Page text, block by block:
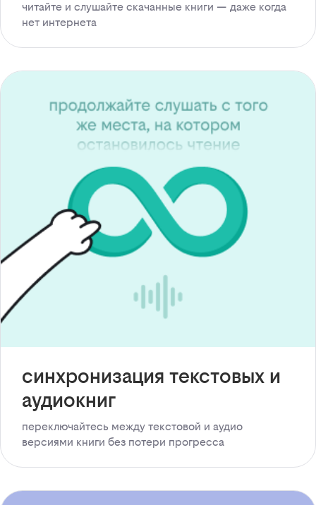
читайте и слушайте скачанные книги — даже когда
нет интернета
синхронизация текстовых и
аудиокниг
переключайтесь между текстовой и аудио
версиями книги без потери прогресса